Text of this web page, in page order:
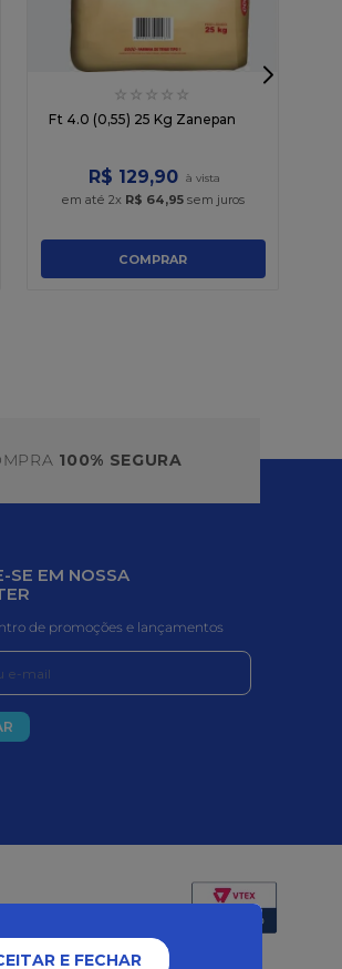
☆ ☆ ☆ ☆ ☆
Ft 4.0 (0,55) 25 Kg Zanepan
R$ 129,90
em até 2x R$ 64,95sem juros
COMPRAR
100% SEGURA
SE EM NOSSA
de promoções e lançamentos
E FECHAR